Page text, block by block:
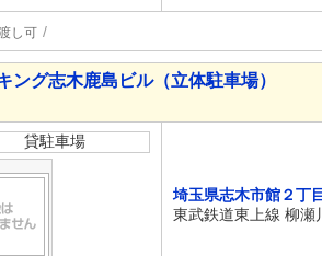
し可
ング志木鹿島ビル（立体駐車場）
貸駐車場
埼玉県志木市館２丁目
東武鉄道東上線 柳瀬